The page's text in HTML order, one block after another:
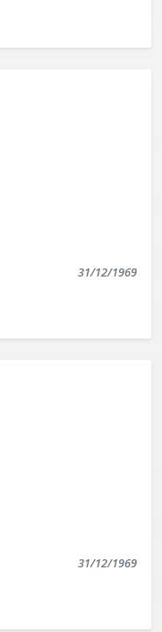
31/12/1969
31/12/1969